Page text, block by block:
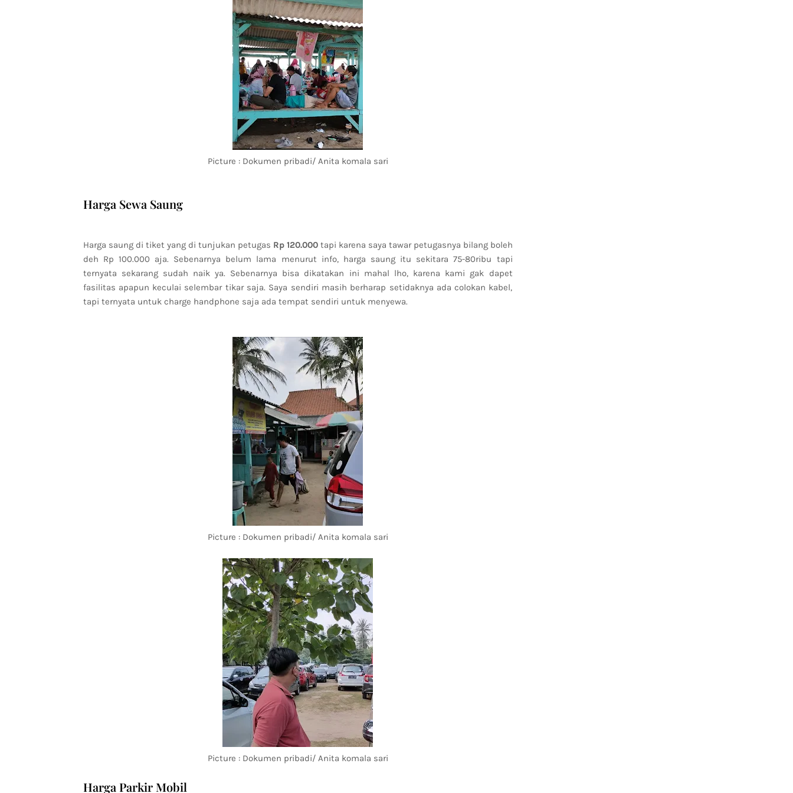
Picture : Dokumen pribadi/ Anita komala sari
Harga Sewa Saung
Harga saung di tiket yang di tunjukan petugas Rp 120.000tapi karena saya tawar petugasnya bilang boleh
deh Rp 100.000 aja. Sebenarnya belum lama menurut info, harga saung itu sekitara 75-80ribu tapi
ternyata sekarang sudah naik ya. Sebenarnya bisa dikatakan ini mahal lho, karena kami gak dapet
fasilitas apapun keculai selembar tikar saja. Saya sendiri masih berharap setidaknya ada colokan kabel,
tapi ternyata untuk charge handphone saja ada tempat sendiri untuk menyewa.
Picture : Dokumen pribadi/ Anita komala sari
Picture : Dokumen pribadi/ Anita komala sari
Harga Parkir Mobil